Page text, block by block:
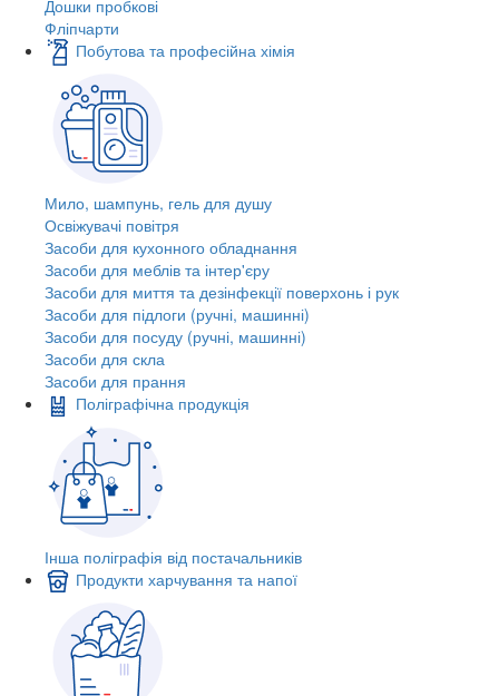
Дошки пробкові
Фліпчарти
Побутова та професійна хімія
Мило, шампунь, гель для душу
Освіжувачі повітря
Засоби для кухонного обладнання
Засоби для меблів та інтер'єру
Засоби для миття та дезінфекції поверхонь і рук
Засоби для підлоги (ручні, машинні)
Засоби для посуду (ручні, машинні)
Засоби для скла
Засоби для прання
Поліграфічна продукція
Інша поліграфія від постачальників
Продукти харчування та напої